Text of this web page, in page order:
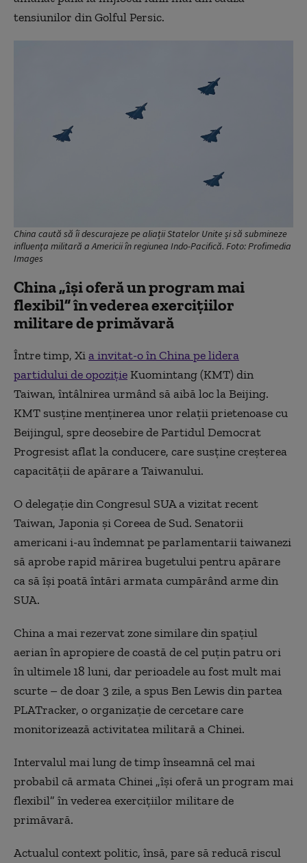
tensiunilor din Golful Persic.
China caută să îi descurajeze pe aliații Statelor Unite și să submineze
influența militară a Americii în regiunea Indo-Pacifică. Foto: Profimedia
Images
China „își oferă un program mai
flexibil” în vederea exercițiilor
militare de primăvară
Între timp, Xia invitat-o în China pe lidera
partidului de opozițieKuomintang (KMT) din
Taiwan, întâlnirea urmând să aibă loc la Beijing.
KMT susține menținerea unor relații prietenoase cu
Beijingul, spre deosebire de Partidul Democrat
Progresist aflat la conducere, care susține creșterea
capacității de apărare a Taiwanului.
O delegație din Congresul SUA a vizitat recent
Taiwan, Japonia și Coreea de Sud. Senatorii
americani i-au îndemnat pe parlamentarii taiwanezi
să aprobe rapid mărirea bugetului pentru apărare
ca să își poată întări armata cumpărând arme din
SUA.
China a mai rezervat zone similare din spațiul
aerian în apropiere de coastă de cel puțin patru ori
în ultimele 18 luni, dar perioadele au fost mult mai
scurte – de doar 3 zile, a spus Ben Lewis din partea
PLATracker, o organizație de cercetare care
monitorizează activitatea militară a Chinei.
Intervalul mai lung de timp înseamnă cel mai
probabil că armata Chinei „își oferă un program mai
flexibil” în vederea exercițiilor militare de
primăvară.
Actualul context politic, însă, pare să reducă riscul